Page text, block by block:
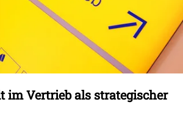
im Vertrieb als strategischer